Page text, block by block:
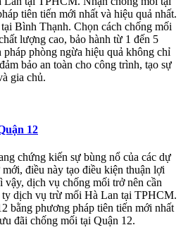
tiên tiến mới nhất và hiệu quả nhất.
Bình Thạnh. Chọn cách chống mối
lượng cao, bảo hành từ 1 đến 5
pháp phòng ngừa hiệu quả không chỉ
bảo an toàn cho công trình, tạo sự
gia chủ.
12
chứng kiến sự bùng nổ của các dự
điều này tạo điều kiện thuận lợi
dịch vụ chống mối trở nên cần
ty dịch vụ trừ mối Hà Lan tại TPHCM.
bằng phương pháp tiên tiến mới nhất
đãi chống mối tại Quận 12.